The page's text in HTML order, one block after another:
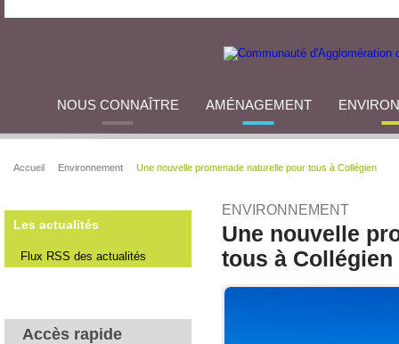
NOUS CONNAÎTRE AMÉNAGEMENT
Accueil Environnement Une nouvelle promenade naturelle pour tous à Collégien
Les actualités
Flux RSS des actualités
Accès rapide
ENVIRONNEMENT
Une nouvelle
tous à Collégien